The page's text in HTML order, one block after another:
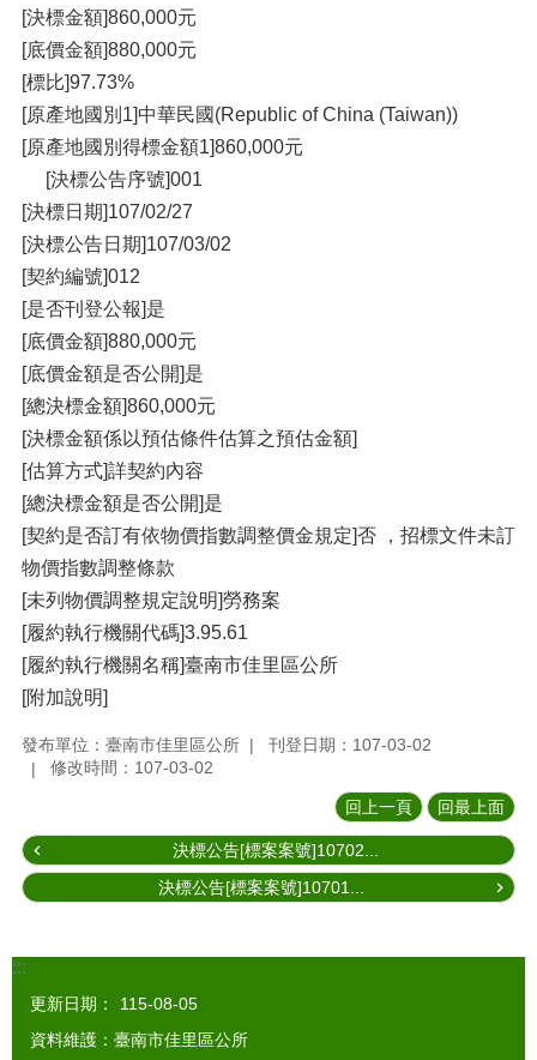
[決標金額]860,000元
[底價金額]880,000元
[標比]97.73%
[原產地國別1]中華民國(Republic of China (Taiwan))
[原產地國別得標金額1]860,000元
[決標公告序號]001
[決標日期]107/02/27
[決標公告日期]107/03/02
[契約編號]012
[是否刊登公報]是
[底價金額]880,000元
[底價金額是否公開]是
[總決標金額]860,000元
[決標金額係以預估條件估算之預估金額]
[估算方式]詳契約內容
[總決標金額是否公開]是
[契約是否訂有依物價指數調整價金規定]否 ，招標文件未訂
物價指數調整條款
[未列物價調整規定說明]勞務案
[履約執行機關代碼]3.95.61
[履約執行機關名稱]臺南市佳里區公所
[附加說明]
發布單位：臺南市佳里區公所
刊登日期：107-03-02
修改時間：107-03-02
回上一頁 回最上面
決標公告[標案案號]10702...
決標公告[標案案號]10701...
:::
更新日期：
115-08-05
資料維護：臺南市佳里區公所